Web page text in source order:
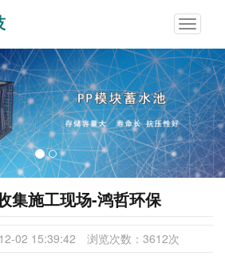
Toggle
集施工现场-鸿哲环保
02 15:39:42 浏览次数： 3612次